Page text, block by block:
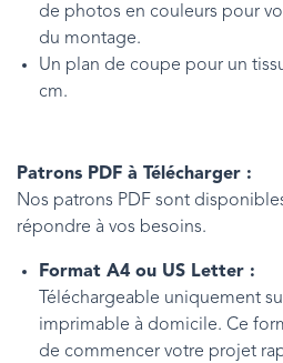
de photos en couleurs pour
du montage.
Un plan de coupe pour un
cm.
Patrons PDF à Télécharger :
Nos patrons PDF sont
répondre à vos besoins.
Format A4 ou US Letter :
Téléchargeable uniquement
imprimable à domicile. Ce
de commencer votre projet